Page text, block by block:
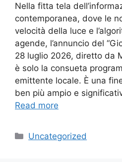
Nella fitta tela
contemporanea, dove le
velocità della luce e
agende, l’annuncio del
28 luglio 2026, diretto da
è solo la consueta
emittente locale. È una
ben più ampio e
Read more
Categories
Uncategorized